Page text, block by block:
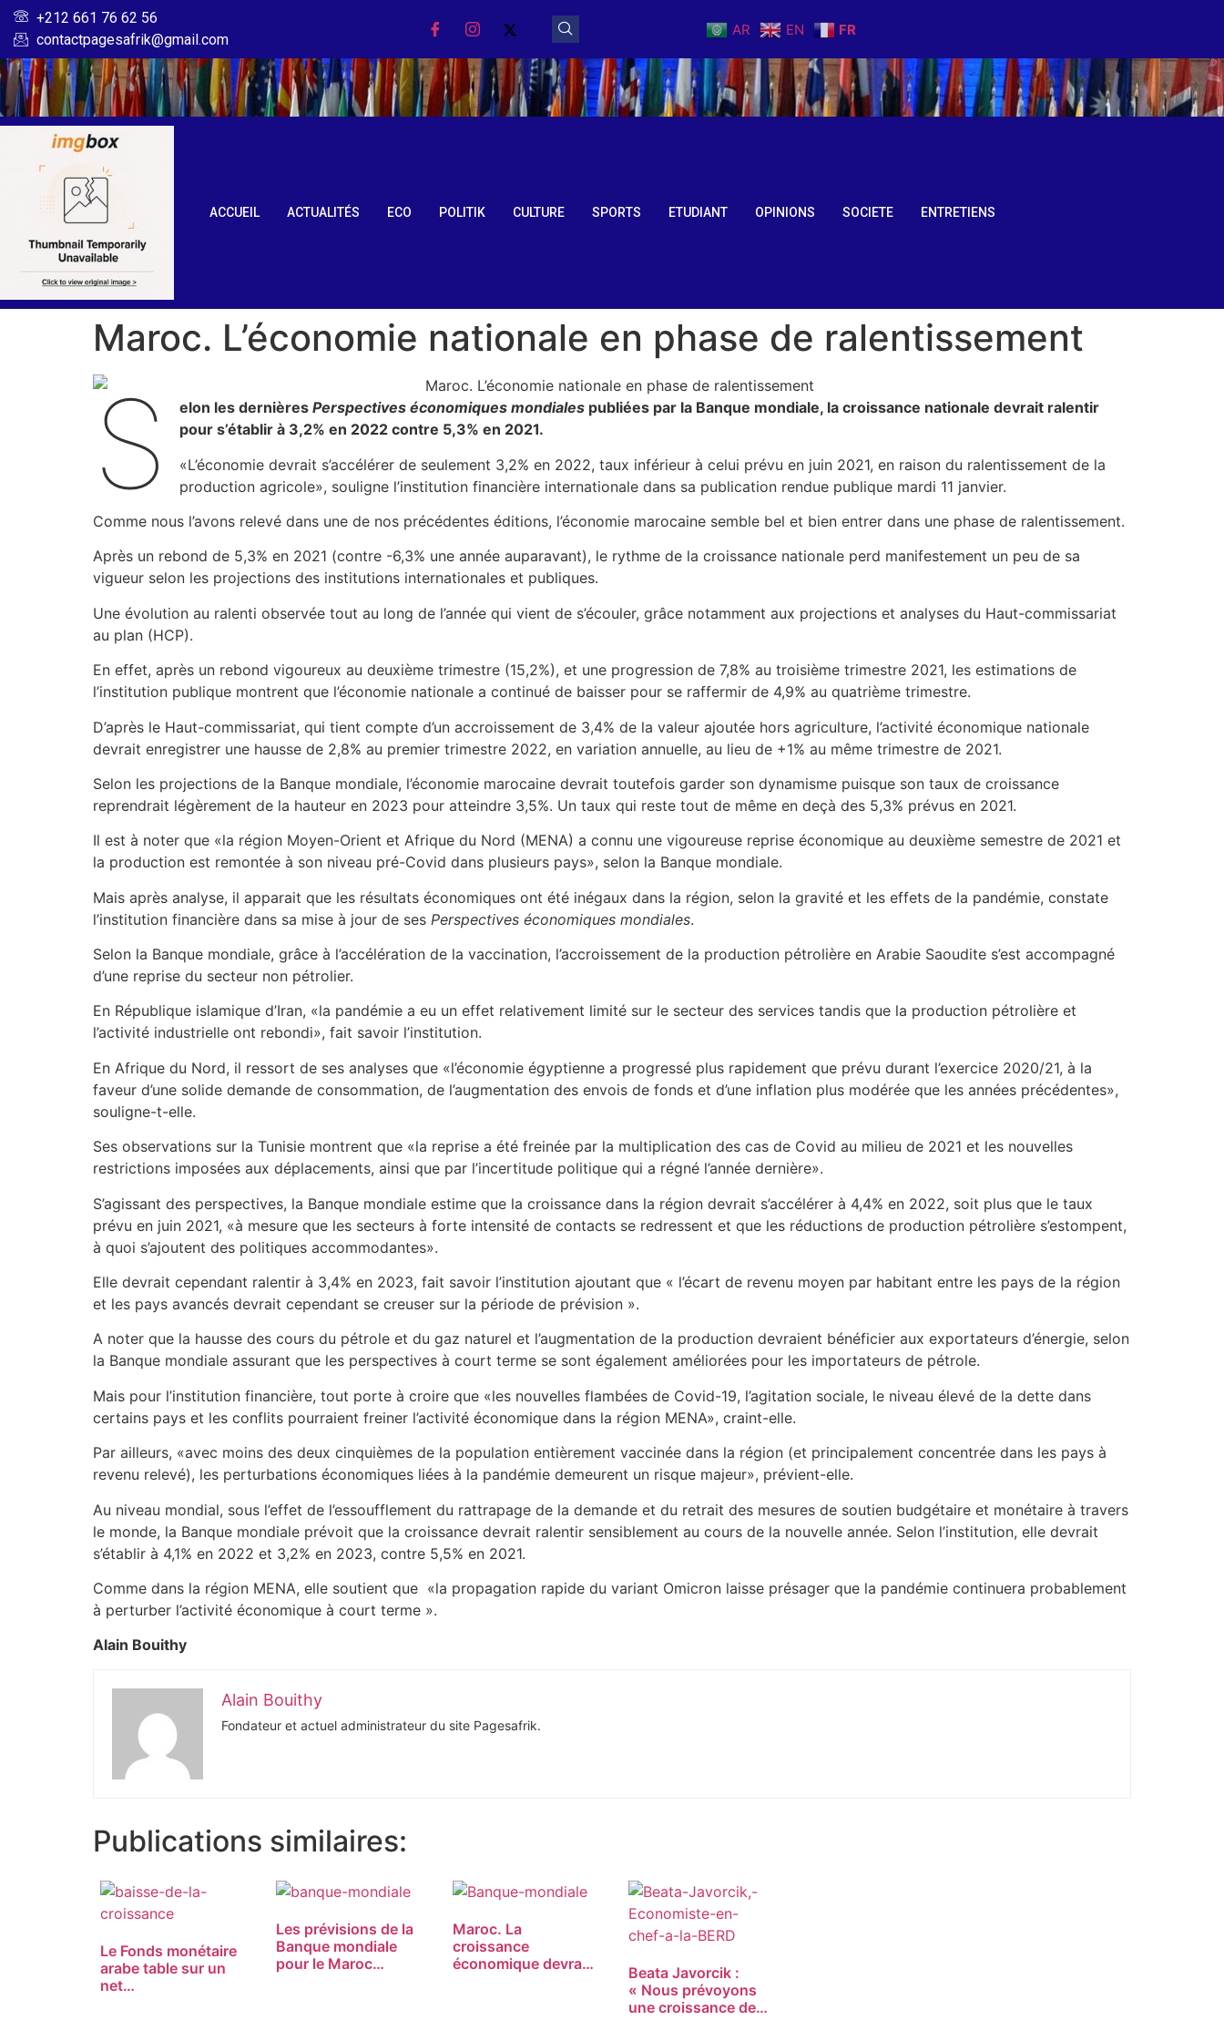
+212 661 76 62 56
contactpagesafrik@gmail.com
AR EN FR
ACCUEIL ACTUALITÉS ECO POLITIK CULTURE SPORTS ETUDIANT OPINIONS SOCIETE ENTRETIENS
Maroc. L’économie nationale en phase de ralentissement
S elon les dernièresPerspectives économiques mondiales publiées par la Banque mondiale, la croissance nationale devrait ralentir
pour s’établir à 3,2% en 2022 contre 5,3% en 2021.
«L’économie devrait s’accélérer de seulement 3,2% en 2022, taux inférieur à celui prévu en juin 2021, en raison du ralentissement de la
production agricole», souligne l’institution financière internationale dans sa publication rendue publique mardi 11 janvier.
Comme nous l’avons relevé dans une de nos précédentes éditions, l’économie marocaine semble bel et bien entrer dans une phase de ralentissement.
Après un rebond de 5,3% en 2021 (contre -6,3% une année auparavant), le rythme de la croissance nationale perd manifestement un peu de sa
vigueur selon les projections des institutions internationales et publiques.
Une évolution au ralenti observée tout au long de l’année qui vient de s’écouler, grâce notamment aux projections et analyses du Haut-commissariat
au plan (HCP).
En effet, après un rebond vigoureux au deuxième trimestre (15,2%), et une progression de 7,8% au troisième trimestre 2021, les estimations de
l’institution publique montrent que l’économie nationale a continué de baisser pour se raffermir de 4,9% au quatrième trimestre.
D’après le Haut-commissariat, qui tient compte d’un accroissement de 3,4% de la valeur ajoutée hors agriculture, l’activité économique nationale
devrait enregistrer une hausse de 2,8% au premier trimestre 2022, en variation annuelle, au lieu de +1% au même trimestre de 2021.
Selon les projections de la Banque mondiale, l’économie marocaine devrait toutefois garder son dynamisme puisque son taux de croissance
reprendrait légèrement de la hauteur en 2023 pour atteindre 3,5%. Un taux qui reste tout de même en deçà des 5,3% prévus en 2021.
Il est à noter que «la région Moyen-Orient et Afrique du Nord (MENA) a connu une vigoureuse reprise économique au deuxième semestre de 2021 et
la production est remontée à son niveau pré-Covid dans plusieurs pays», selon la Banque mondiale.
Mais après analyse, il apparait que les résultats économiques ont été inégaux dans la région, selon la gravité et les effets de la pandémie, constate
l’institution financière dans sa mise à jour de ses Perspectives économiques mondiales.
Selon la Banque mondiale, grâce à l’accélération de la vaccination, l’accroissement de la production pétrolière en Arabie Saoudite s’est accompagné
d’une reprise du secteur non pétrolier.
En République islamique d’Iran, «la pandémie a eu un effet relativement limité sur le secteur des services tandis que la production pétrolière et
l’activité industrielle ont rebondi», fait savoir l’institution.
En Afrique du Nord, il ressort de ses analyses que «l’économie égyptienne a progressé plus rapidement que prévu durant l’exercice 2020/21, à la
faveur d’une solide demande de consommation, de l’augmentation des envois de fonds et d’une inflation plus modérée que les années précédentes»,
souligne-t-elle.
Ses observations sur la Tunisie montrent que «la reprise a été freinée par la multiplication des cas de Covid au milieu de 2021 et les nouvelles
restrictions imposées aux déplacements, ainsi que par l’incertitude politique qui a régné l’année dernière».
S’agissant des perspectives, la Banque mondiale estime que la croissance dans la région devrait s’accélérer à 4,4% en 2022, soit plus que le taux
prévu en juin 2021, «à mesure que les secteurs à forte intensité de contacts se redressent et que les réductions de production pétrolière s’estompent,
à quoi s’ajoutent des politiques accommodantes».
Elle devrait cependant ralentir à 3,4% en 2023, fait savoir l’institution ajoutant que « l’écart de revenu moyen par habitant entre les pays de la région
et les pays avancés devrait cependant se creuser sur la période de prévision ».
A noter que la hausse des cours du pétrole et du gaz naturel et l’augmentation de la production devraient bénéficier aux exportateurs d’énergie, selon
la Banque mondiale assurant que les perspectives à court terme se sont également améliorées pour les importateurs de pétrole.
Mais pour l’institution financière, tout porte à croire que «les nouvelles flambées de Covid-19, l’agitation sociale, le niveau élevé de la dette dans
certains pays et les conflits pourraient freiner l’activité économique dans la région MENA», craint-elle.
Par ailleurs, «avec moins des deux cinquièmes de la population entièrement vaccinée dans la région (et principalement concentrée dans les pays à
revenu relevé), les perturbations économiques liées à la pandémie demeurent un risque majeur», prévient-elle.
Au niveau mondial, sous l’effet de l’essoufflement du rattrapage de la demande et du retrait des mesures de soutien budgétaire et monétaire à travers
le monde, la Banque mondiale prévoit que la croissance devrait ralentir sensiblement au cours de la nouvelle année. Selon l’institution, elle devrait
s’établir à 4,1% en 2022 et 3,2% en 2023, contre 5,5% en 2021.
Comme dans la région MENA, elle soutient que «la propagation rapide du variant Omicron laisse présager que la pandémie continuera probablement
à perturber l’activité économique à court terme ».
Alain Bouithy
Alain Bouithy
Fondateur et actuel administrateur du site Pagesafrik.
Publications similaires:
Le Fonds monétaire
arabe table sur un
net…
Les prévisions de la
Banque mondiale
pour le Maroc…
Maroc. La
croissance
économique devrait
Beata Javorcik :
« Nous prévoyons
une croissance de…